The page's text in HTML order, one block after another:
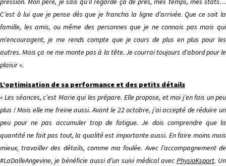
C’est à lui que je pense dès que je franchis la ligne d’arrivée. Que ce soit la
famille, les amis, ou même des personnes que je ne connais pas mais qui
m’encouragent, je me rends compte que je cours de plus en plus pour les
autres. Mais ça ne me monte pas à la tête. Je courrai toujours d’abord pour le
plaisir ».
L’optimisation de sa performance et des petits détails
« Les séances, c’est Marie qui les prépare. Elle propose, et moi j’en fais un peu
plus ! Mais elle me freine aussi. Avant le 22 octobre, j’ai accepté de réduire un
peu pour ne pas accumuler trop de fatigue. Je dois comprendre que la
quantité ne fait pas tout, la qualité est importante aussi. En faire moins mais
mieux, travailler des détails, comme ma foulée. Avec l’accompagnement de
#LaDalleAngevine, je bénéficie aussi d’un suivi médical avec PhysioKsport. Un